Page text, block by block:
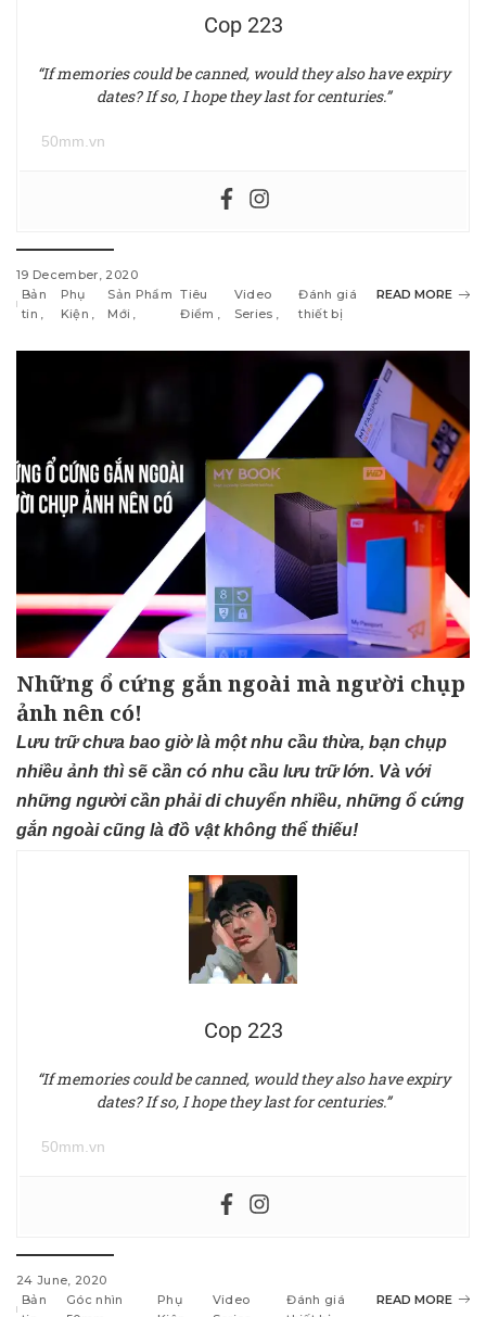
Cop 223
“If memories could be canned, would they also have expiry
dates? If so, I hope they last for centuries.”
50mm.vn
19 December, 2020
Bản
tin
Phụ
Kiện
Sản Phẩm
Mới
Tiêu
Điểm
Video
Series
Đánh giá
thiết bị
READ MORE
Những ổ cứng gắn ngoài mà người chụp
ảnh nên có!
Lưu trữ chưa bao giờ là một nhu cầu thừa, bạn chụp
nhiều ảnh thì sẽ cần có nhu cầu lưu trữ lớn. Và với
những người cần phải di chuyển nhiều, những ổ cứng
gắn ngoài cũng là đồ vật không thể thiếu!
Cop 223
“If memories could be canned, would they also have expiry
dates? If so, I hope they last for centuries.”
50mm.vn
24 June, 2020
Bản
Góc nhìn
Phụ
Video
Đánh giá
READ MORE